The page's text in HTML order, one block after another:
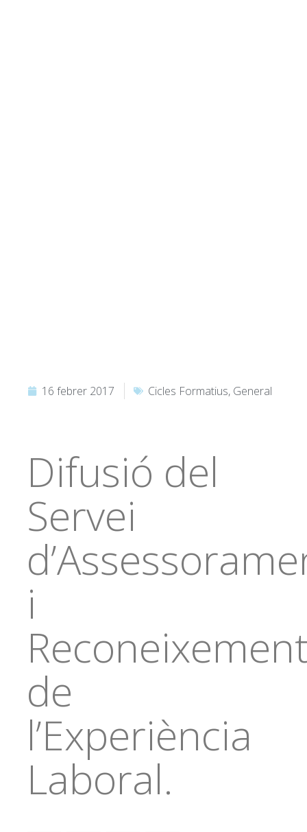
16 febrer 2017 Cicles Formatius, General
Difusió del
Servei
i
de
l’Experiència
Laboral.